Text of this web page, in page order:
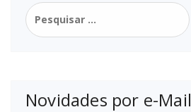
Pesquisar
por:
Novidades por e-Mail